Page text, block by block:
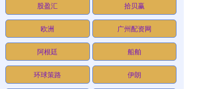
股盈汇 拾贝赢
欧洲 广州配资网
阿根廷 船舶
环球策路 伊朗